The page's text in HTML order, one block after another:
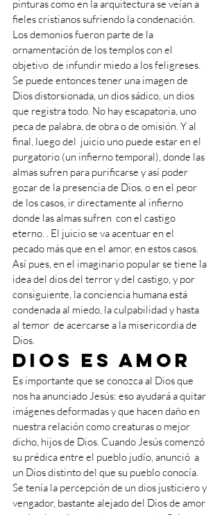
pinturas como en la arquitectura se veían a
fieles cristianos sufriendo la condenación.
Los demonios fueron parte de la
ornamentación de los templos con el
objetivo  de infundir miedo a los feligreses.
Se puede entonces tener una imagen de
Dios distorsionada, un dios sádico, un dios
que registra todo. No hay escapatoria, uno
peca de palabra, de obra o de omisión. Y al
final, luego del  juicio uno puede estar en el
purgatorio (un infierno temporal), donde las
almas sufren para purificarse y así poder
gozar de la presencia de Dios, o en el peor
de los casos, ir directamente al infierno
donde las almas sufren  con el castigo
eterno. . El juicio se va acentuar en el
pecado más que en el amor, en estos casos.
Así pues, en el imaginario popular se tiene la
idea del dios del terror y del castigo, y por
consiguiente, la conciencia humana está
condenada al miedo, la culpabilidad y hasta
al temor  de acercarse a la misericordia de
Dios.
Dios es amor
Es importante que se conozca al Dios que
nos ha anunciado Jesús: eso ayudará a quitar
imágenes deformadas y que hacen daño en
nuestra relación como creaturas o mejor
dicho, hijos de Dios. Cuando Jesús comenzó
su prédica entre el pueblo judío, anunció  a
un Dios distinto del que su pueblo conocía.
Se tenía la percepción de un dios justiciero y
vengador, bastante alejado del Dios de amor